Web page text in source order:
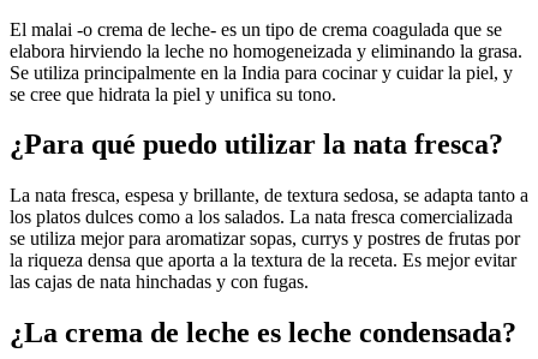
El malai -o crema de leche- es un tipo de crema coagulada que se
elabora hirviendo la leche no homogeneizada y eliminando la grasa.
Se utiliza principalmente en la India para cocinar y cuidar la piel, y
se cree que hidrata la piel y unifica su tono.
¿Para qué puedo utilizar la nata fresca?
La nata fresca, espesa y brillante, de textura sedosa, se adapta tanto a
los platos dulces como a los salados. La nata fresca comercializada
se utiliza mejor para aromatizar sopas, currys y postres de frutas por
la riqueza densa que aporta a la textura de la receta. Es mejor evitar
las cajas de nata hinchadas y con fugas.
¿La crema de leche es leche condensada?